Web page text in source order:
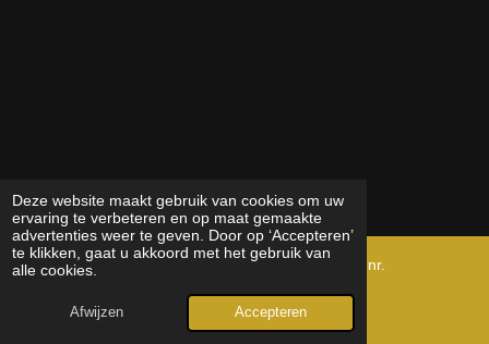
Deze website maakt gebruik van cookies om uw
ervaring te verbeteren en op maat gemaakte
advertenties weer te geven. Door op ‘Accepteren’
te klikken, gaat u akkoord met het gebruik van
alle cookies.
Afwijzen Accepteren
© 2024 - 2025 Creaqua Kvk nr. 96733993, BTW nr.
Powered byJouwWeb